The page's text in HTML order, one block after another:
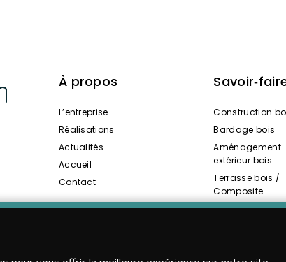
À propos
L’entreprise
Réalisations
Actualités
Accueil
Contact
Construction
Bardage bois
Aménagement
extérieur bois
Terrasse bois /
Composite
Spas / Saunas